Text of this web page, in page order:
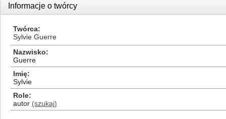
Informacje o twórcy
Twórca
Sylvie Guerre
Nazwisko
Guerre
Imię
Sylvie
Role
autor (szukaj)